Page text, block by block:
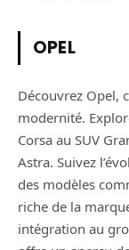
OPEL
Découvrez Opel,
modernité.
Corsa au SUV
Astra. Suivez
des modèles
riche de la
intégration au